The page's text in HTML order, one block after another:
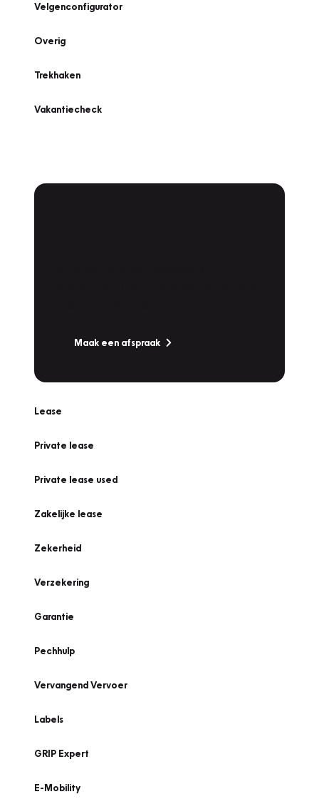
Velgenconfigurator
Overig
Trekhaken
Vakantiecheck
Maak een afspraak
Lease
Private lease
Private lease used
Zakelijke lease
Zekerheid
Verzekering
Garantie
Pechhulp
Vervangend Vervoer
Labels
GRIP Expert
E-Mobility